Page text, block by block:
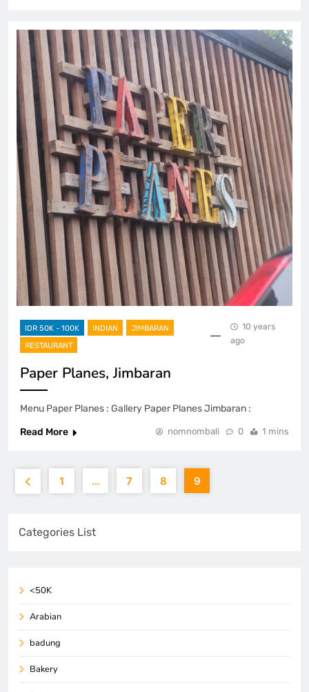
IDR 50K - 100K INDIAN
JIMBARAN
RESTAURANT
10 years
ago
Paper Planes, Jimbaran
Menu Paper Planes : Gallery Paper Planes Jimbaran :
Read More
nomnombali 0 1 mins
1 … 7 8 9
Categories List
<50K
Arabian
badung
Bakery